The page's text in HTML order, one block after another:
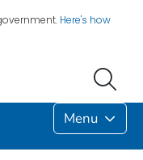
Here's how
Menu